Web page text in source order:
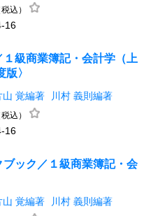
税込）
16
級商業簿記・会計学（上
〉
山 覚編著
川村 義則編著
税込）
16
ック／１級商業簿記・会
山 覚編著
川村 義則編著